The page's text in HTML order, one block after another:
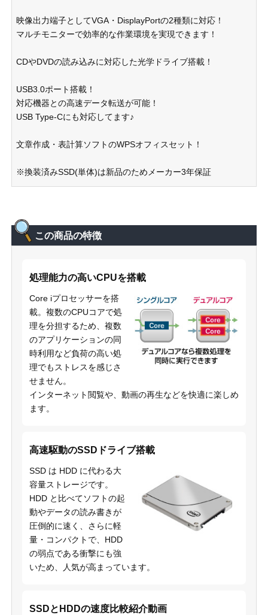
映像出力端子としてVGA・DisplayPortの2種類に対応！
マルチモニターで効率的な作業環境を実現できます！
CDやDVDの読み込みに対応した光学ドライブ搭載！
USB3.0ポート搭載！
対応機器との高速データ転送が可能！
USB Type-Cにも対応してます♪
文章作成・表計算ソフトのWPSオフィスセット！
※換装済みSSD(単体)は新品のためメーカー3年保証
この商品の特徴
処理能力の高いCPUを搭載
Core iプロセッサーを搭
載。複数のCPUコアで処
理を分担するため、複数
のアプリケーションの同
時利用など負荷の高い処
理でもストレスを感じさ
せません。
インターネット閲覧や、動画の再生などを快適に楽しめ
ます。
高速駆動のSSDドライブ搭載
SSD は HDD に代わる大
容量ストレージです。
HDD と比べてソフトの起
動やデータの読み書きが
圧倒的に速く、さらに軽
量・コンパクトで、HDD
の弱点である衝撃にも強
いため、人気が高まっています。
SSDとHDDの速度比較紹介動画